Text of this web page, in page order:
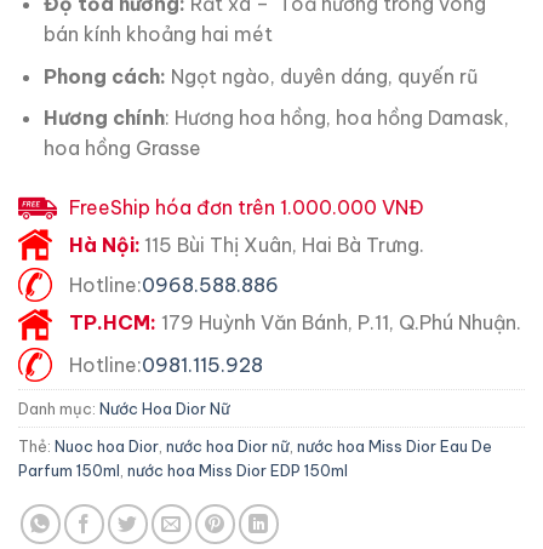
bán kính khoảng hai mét
Phong cách: Ngọt ngào, duyên dáng, quyến rũ
Hương chính: Hương hoa hồng, hoa hồng Damask,
hoa hồng Grasse
FreeShip hóa đơn trên 1.000.000 VNĐ
Hà Nội: 115 Bùi Thị Xuân, Hai Bà Trưng.
Hotline:0968.588.886
TP.HCM: 179 Huỳnh Văn Bánh, P.11, Q.Phú Nhuận.
Hotline:0981.115.928
Danh mục: Nước Hoa Dior Nữ
Thẻ: Nuoc hoa Dior nước hoa Dior nữ nước hoa Miss Dior Eau De
Parfum 150ml nước hoa Miss Dior EDP 150ml